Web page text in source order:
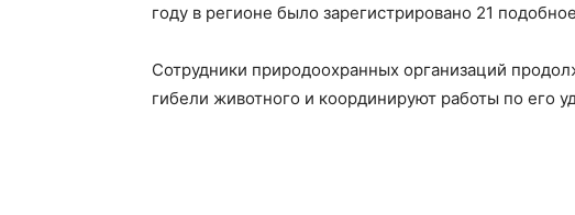
году в регионе было зарегистрировано 21
Сотрудники природоохранных организаций
гибели животного и координируют работы по его